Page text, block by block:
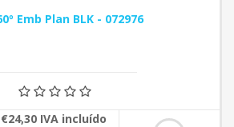
Emb Plan BLK - 072976
€24,30 IVA incluído